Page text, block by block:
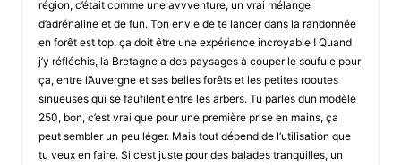
région, c’était comme une avvventure, un vrai mélange
d’adrénaline et de fun. Ton envie de te lancer dans la randonnée
en forêt est top, ça doit être une expérience incroyable ! Quand
j’y réfléchis, la Bretagne a des paysages à couper le soufule pour
ça, entre l’Auvergne et ses belles forêts et les petites rooutes
sinueuses qui se faufilent entre les arbers. Tu parles dun modèle
250, bon, c’est vrai que pour une première prise en mains, ça
peut sembler un peu léger. Mais tout dépend de l’utilisation que
tu veux en faire. Si c’est juste pour des balades tranquilles, un